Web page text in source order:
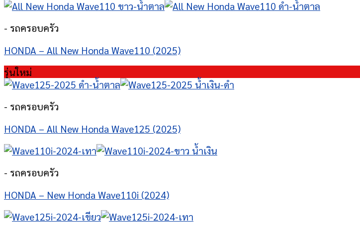
- รถครอบครัว
HONDA – All New Honda Wave110 (2025)
รุ่นใหม่
- รถครอบครัว
HONDA – All New Honda Wave125 (2025)
- รถครอบครัว
HONDA – New Honda Wave110i (2024)